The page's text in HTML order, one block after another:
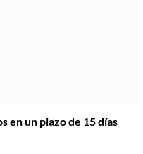
en un plazo de 15 días